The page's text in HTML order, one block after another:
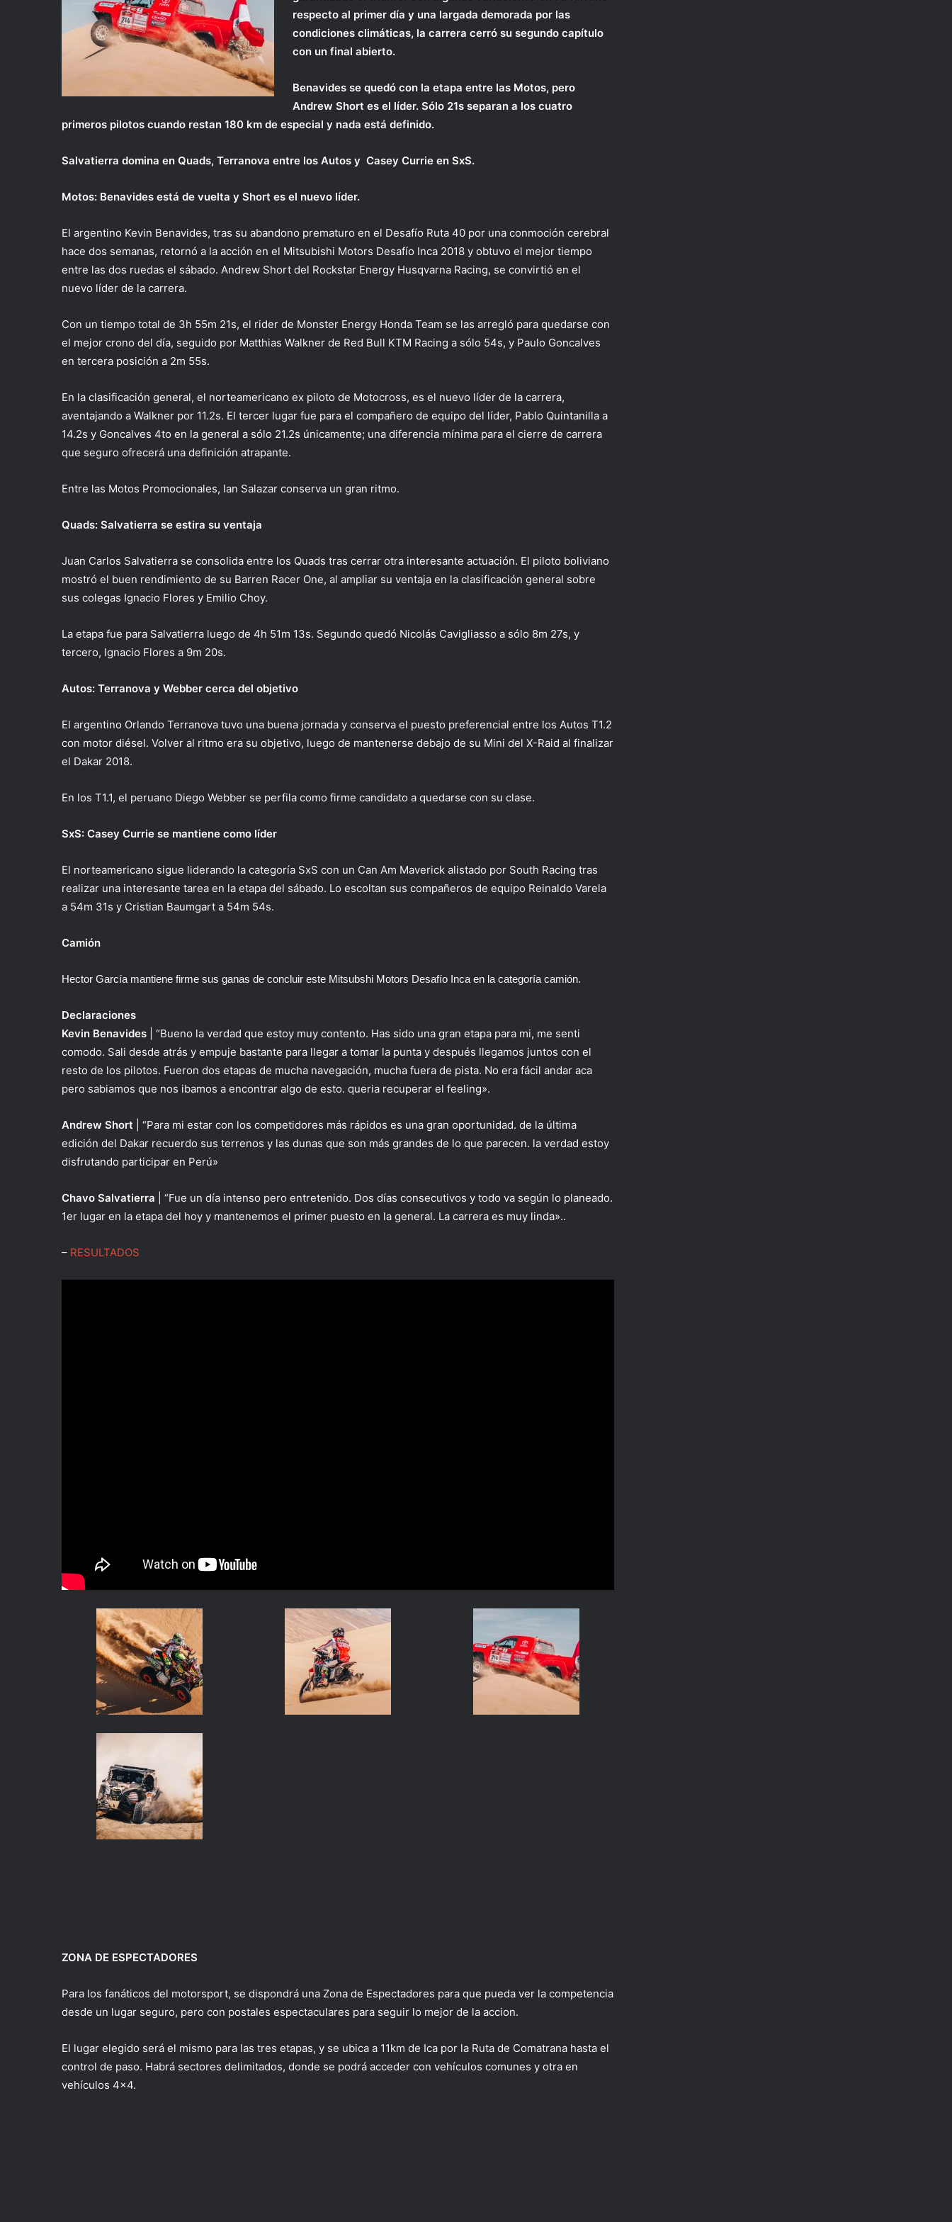
respecto al primer día y una largada demorada por las
condiciones climáticas, la carrera cerró su segundo capítulo
con un final abierto.
Benavides se quedó con la etapa entre las Motos, pero
Andrew Short es el líder. Sólo 21s separan a los cuatro
primeros pilotos cuando restan 180 km de especial y nada está definido.
Salvatierra domina en Quads, Terranova entre los Autos y Casey Currie en SxS.
Motos: Benavides está de vuelta y Short es el nuevo líder.
El argentino Kevin Benavides, tras su abandono prematuro en el Desafío Ruta 40 por una conmoción cerebral
hace dos semanas, retornó a la acción en el Mitsubishi Motors Desafío Inca 2018 y obtuvo el mejor tiempo
entre las dos ruedas el sábado. Andrew Short del Rockstar Energy Husqvarna Racing, se convirtió en el
nuevo líder de la carrera.
Con un tiempo total de 3h 55m 21s, el rider de Monster Energy Honda Team se las arregló para quedarse con
el mejor crono del día, seguido por Matthias Walkner de Red Bull KTM Racing a sólo 54s, y Paulo Goncalves
en tercera posición a 2m 55s.
En la clasificación general, el norteamericano ex piloto de Motocross, es el nuevo líder de la carrera,
aventajando a Walkner por 11.2s. El tercer lugar fue para el compañero de equipo del líder, Pablo Quintanilla a
14.2s y Goncalves 4to en la general a sólo 21.2s únicamente; una diferencia mínima para el cierre de carrera
que seguro ofrecerá una definición atrapante.
Entre las Motos Promocionales, Ian Salazar conserva un gran ritmo.
Quads: Salvatierra se estira su ventaja
Juan Carlos Salvatierra se consolida entre los Quads tras cerrar otra interesante actuación. El piloto boliviano
mostró el buen rendimiento de su Barren Racer One, al ampliar su ventaja en la clasificación general sobre
sus colegas Ignacio Flores y Emilio Choy.
La etapa fue para Salvatierra luego de 4h 51m 13s. Segundo quedó Nicolás Cavigliasso a sólo 8m 27s, y
tercero, Ignacio Flores a 9m 20s.
Autos: Terranova y Webber cerca del objetivo
El argentino Orlando Terranova tuvo una buena jornada y conserva el puesto preferencial entre los Autos T1.2
con motor diésel. Volver al ritmo era su objetivo, luego de mantenerse debajo de su Mini del X-Raid al finalizar
el Dakar 2018.
En los T1.1, el peruano Diego Webber se perfila como firme candidato a quedarse con su clase.
SxS: Casey Currie se mantiene como líder
El norteamericano sigue liderando la categoría SxS con un Can Am Maverick alistado por South Racing tras
realizar una interesante tarea en la etapa del sábado. Lo escoltan sus compañeros de equipo Reinaldo Varela
a 54m 31s y Cristian Baumgart a 54m 54s.
Camión
Hector García mantiene firme sus ganas de concluir este Mitsubshi Motors Desafío Inca en la categoría camión.
Declaraciones
Kevin Benavides | “Bueno la verdad que estoy muy contento. Has sido una gran etapa para mi, me senti
comodo. Sali desde atrás y empuje bastante para llegar a tomar la punta y después llegamos juntos con el
resto de los pilotos. Fueron dos etapas de mucha navegación, mucha fuera de pista. No era fácil andar aca
pero sabiamos que nos ibamos a encontrar algo de esto. queria recuperar el feeling».
Andrew Short | “Para mi estar con los competidores más rápidos es una gran oportunidad. de la última
edición del Dakar recuerdo sus terrenos y las dunas que son más grandes de lo que parecen. la verdad estoy
disfrutando participar en Perú»
Chavo Salvatierra | “Fue un día intenso pero entretenido. Dos días consecutivos y todo va según lo planeado.
1er lugar en la etapa del hoy y mantenemos el primer puesto en la general. La carrera es muy linda»..
– RESULTADOS
ZONA DE ESPECTADORES
Para los fanáticos del motorsport, se dispondrá una Zona de Espectadores para que pueda ver la competencia
desde un lugar seguro, pero con postales espectaculares para seguir lo mejor de la accion.
El lugar elegido será el mismo para las tres etapas, y se ubica a 11km de Ica por la Ruta de Comatrana hasta el
control de paso. Habrá sectores delimitados, donde se podrá acceder con vehículos comunes y otra en
vehículos 4×4.